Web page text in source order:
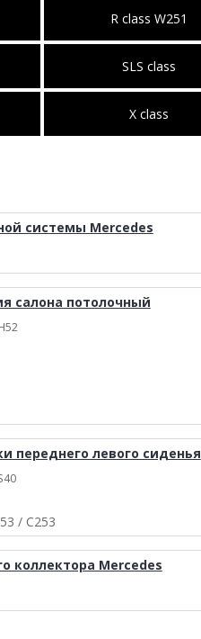
R class W251
SLS class
X class
cиcтeмы Mercedes
салона потолочный
переднего левого сиденья
/ C253
коллектора Mercedes